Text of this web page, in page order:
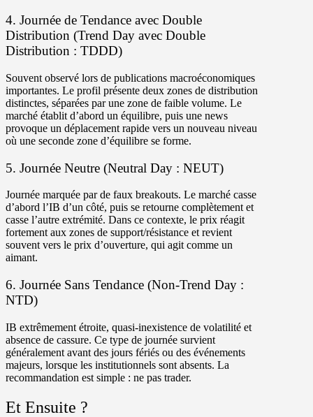
4. Journée de Tendance avec Double
Distribution (Trend Day avec Double
Distribution : TDDD)
Souvent observé lors de publications macroéconomiques
importantes. Le profil présente deux zones de distribution
distinctes, séparées par une zone de faible volume. Le
marché établit d’abord un équilibre, puis une news
provoque un déplacement rapide vers un nouveau niveau
où une seconde zone d’équilibre se forme.
5. Journée Neutre (Neutral Day : NEUT)
Journée marquée par de faux breakouts. Le marché casse
d’abord l’IB d’un côté, puis se retourne complètement et
casse l’autre extrémité. Dans ce contexte, le prix réagit
fortement aux zones de support/résistance et revient
souvent vers le prix d’ouverture, qui agit comme un
aimant.
6. Journée Sans Tendance (Non-Trend Day :
NTD)
IB extrêmement étroite, quasi-inexistence de volatilité et
absence de cassure. Ce type de journée survient
généralement avant des jours fériés ou des événements
majeurs, lorsque les institutionnels sont absents. La
recommandation est simple : ne pas trader.
Et Ensuite ?